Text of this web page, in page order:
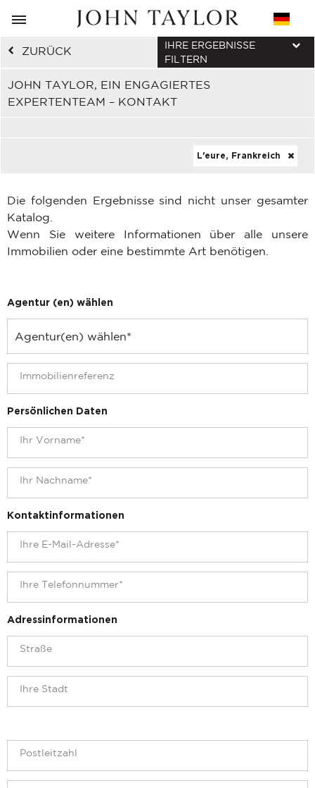
ZURÜCK
JOHN TAYLOR, EIN ENGAGIERTES
EXPERTENTEAM – KONTAKT
IHRE ERGEBNISSE
FILTERN
L'eure, Frankreich
Die folgenden Ergebnisse sind nicht unser gesamter
Katalog.
Wenn Sie weitere Informationen über alle unsere
Immobilien oder eine bestimmte Art benötigen.
Agentur (en) wählen
Persönlichen Daten
Kontaktinformationen
Adressinformationen